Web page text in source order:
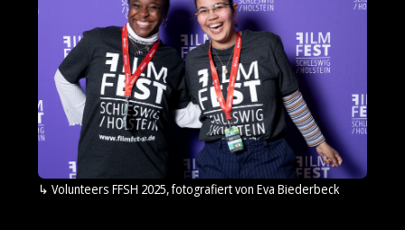
Volunteers FFSH 2025, fotografiert von Eva Biederbeck